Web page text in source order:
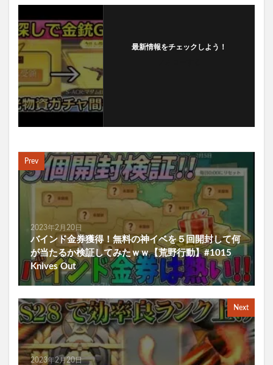
最新情報をチェックしよう！
Prev
2023年2月20日
バインド金券獲得！無料の神イベを５回開封して何
が当たるか検証してみたｗｗ【荒野行動】#1015
Knives Out
Next
2023年2月20日